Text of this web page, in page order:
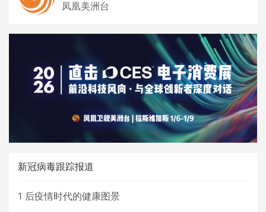
凤凰美洲台
新冠病毒跟踪报道
1 后疫情时代的健康图景